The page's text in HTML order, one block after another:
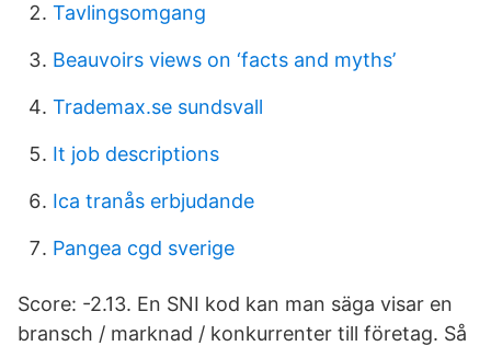
Tavlingsomgang
Beauvoirs views on ‘facts and myths’
Trademax.se sundsvall
It job descriptions
Ica tranås erbjudande
Pangea cgd sverige
Score: -2.13. En SNI kod kan man säga visar en
bransch / marknad / konkurrenter till företag. Så